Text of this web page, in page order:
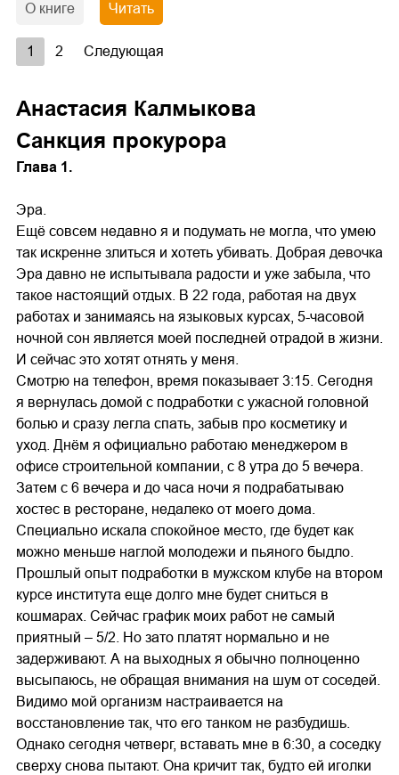
О книге Читать
1 2 Следующая
Анастасия Калмыкова
Санкция прокурора
Глава 1.
Эра.
Ещё совсем недавно я и подумать не могла, что умею
так искренне злиться и хотеть убивать. Добрая девочка
Эра давно не испытывала радости и уже забыла, что
такое настоящий отдых. В 22 года, работая на двух
работах и занимаясь на языковых курсах, 5-часовой
ночной сон является моей последней отрадой в жизни.
И сейчас это хотят отнять у меня.
Смотрю на телефон, время показывает 3:15. Сегодня
я вернулась домой с подработки с ужасной головной
болью и сразу легла спать, забыв про косметику и
уход. Днём я официально работаю менеджером в
офисе строительной компании, с 8 утра до 5 вечера.
Затем с 6 вечера и до часа ночи я подрабатываю
хостес в ресторане, недалеко от моего дома.
Специально искала спокойное место, где будет как
можно меньше наглой молодежи и пьяного быдло.
Прошлый опыт подработки в мужском клубе на втором
курсе института еще долго мне будет сниться в
кошмарах. Сейчас график моих работ не самый
приятный – 5/2. Но зато платят нормально и не
задерживают. А на выходных я обычно полноценно
высыпаюсь, не обращая внимания на шум от соседей.
Видимо мой организм настраивается на
восстановление так, что его танком не разбудишь.
Однако сегодня четверг, вставать мне в 6:30, а соседку
сверху снова пытают. Она кричит так, будто ей иголки